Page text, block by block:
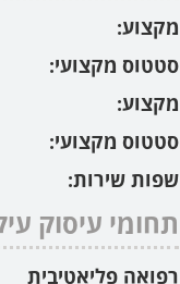
מקצוע:
סטטוס מקצועי:
מקצוע:
סטטוס מקצועי:
שפות שירות:
תחומי עיסוק
רפואה פליאטיבית